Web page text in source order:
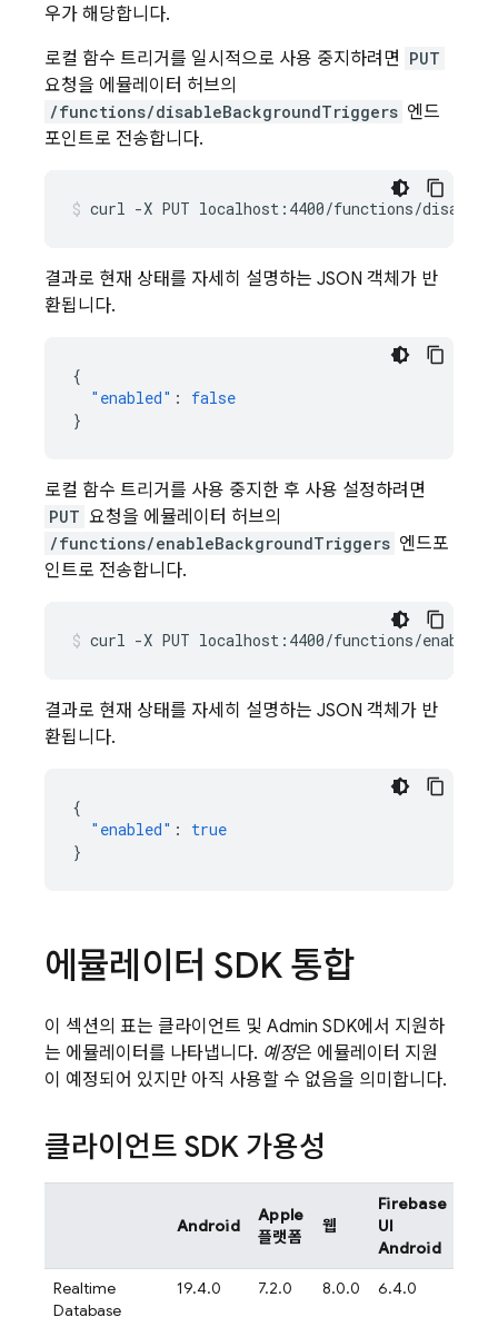
우가 해당합니다.
로컬 함수 트리거를 일시적으로 사용 중지하려면 PUT
요청을 에뮬레이터 허브의
/functions/disableBackgroundTriggers 엔드
포인트로 전송합니다.
curl -X PUT localhost:4400/functions/
결과로 현재 상태를 자세히 설명하는 JSON 객체가 반
환됩니다.
{
"enabled" :
false
}
로컬 함수 트리거를 사용 중지한 후 사용 설정하려면
PUT 요청을 에뮬레이터 허브의
/functions/enableBackgroundTriggers 엔드포
인트로 전송합니다.
curl -X PUT localhost:4400/functions/
결과로 현재 상태를 자세히 설명하는 JSON 객체가 반
환됩니다.
{
"enabled" :
true
}
에뮬레이터 SDK 통합
이 섹션의 표는 클라이언트 및 Admin SDK에서 지원하
는 에뮬레이터를 나타냅니다. 예정은 에뮬레이터 지원
이 예정되어 있지만 아직 사용할 수 없음을 의미합니다.
클라이언트 SDK 가용성
Android
Apple
플랫폼
웹
Firebase
UI
Android
Realtime
Database
19.4.0 7.2.0 8.0.0 6.4.0